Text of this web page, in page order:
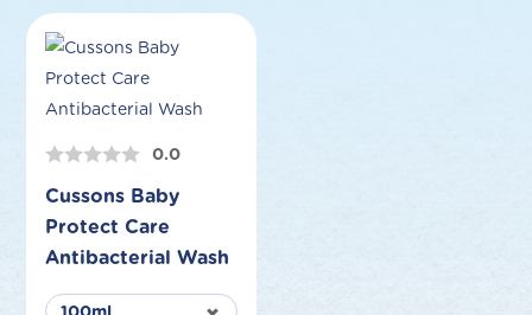
0.0
Cussons Baby
Protect Care
Antibacterial Wash